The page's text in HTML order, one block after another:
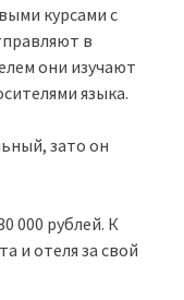
курсами с
в
они изучают
языка.
зато он
000 рублей. К
и отеля за свой